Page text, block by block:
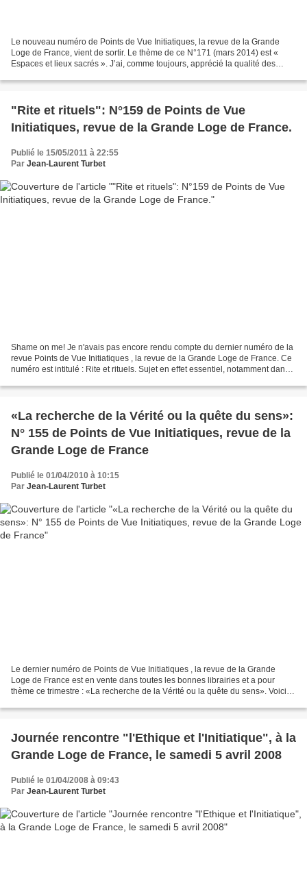
Le nouveau numéro de Points de Vue Initiatiques, la revue de la Grande
Loge de France, vient de sortir. Le thème de ce N°171 (mars 2014) est «
Espaces et lieux sacrés ». J’ai, comme toujours, apprécié la qualité des
"Rite et rituels": N°159 de Points de Vue
Initiatiques, revue de la Grande Loge de France.
Publié le 15/05/2011 à 22:55
Par Jean-Laurent Turbet
Shame on me! Je n'avais pas encore rendu compte du dernier numéro de la
revue Points de Vue Initiatiques , la revue de la Grande Loge de France. Ce
numéro est intitulé : Rite et rituels. Sujet en effet essentiel, notamment dans
«La recherche de la Vérité ou la quête du sens»:
N° 155 de Points de Vue Initiatiques, revue de la
Grande Loge de France
Publié le 01/04/2010 à 10:15
Par Jean-Laurent Turbet
Le dernier numéro de Points de Vue Initiatiques , la revue de la Grande
Loge de France est en vente dans toutes les bonnes librairies et a pour
thème ce trimestre : «La recherche de la Vérité ou la quête du sens». Voici
Journée rencontre "l'Ethique et l'Initiatique", à la
Grande Loge de France, le samedi 5 avril 2008
Publié le 01/04/2008 à 09:43
Par Jean-Laurent Turbet